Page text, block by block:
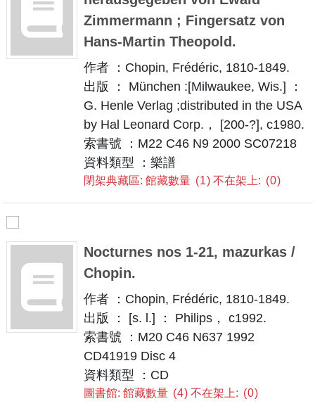
Zimmermann ; Fingersatz von
Hans-Martin Theopold.
作者 ：Chopin, Frédéric, 1810-1849.
出版 ： München :[Milwaukee, Wis.] ：
G. Henle Verlag ;distributed in the USA
by Hal Leonard Corp.， [200-?], c1980.
索書號 ：M22 C46 N9 2000 SC07218
資料類型 ：樂譜
閉架典藏區: 館藏數量 1 不在架上: 0
Nocturnes nos 1-21, mazurkas /
Chopin.
作者 ：Chopin, Frédéric, 1810-1849.
出版 ： [s. l.] ： Philips， c1992.
索書號 ：M20 C46 N637 1992
CD41919 Disc 4
資料類型 ：CD
圖書館: 館藏數量 4 不在架上: 0